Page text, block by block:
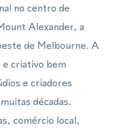
no centro de
Alexander, a
de Melbourne. A
criativo bem
e criadores
décadas.
comércio local,